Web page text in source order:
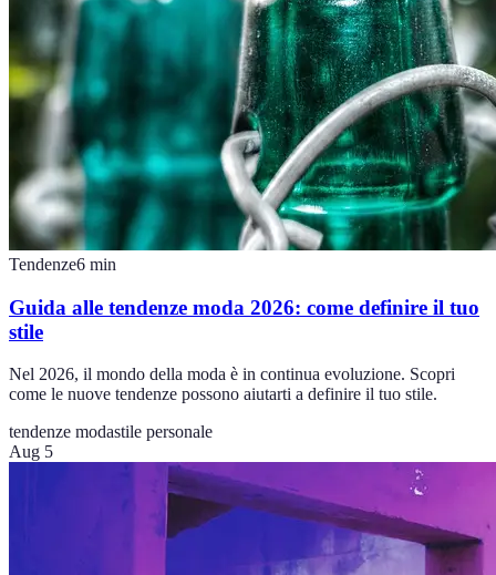
Tendenze6 min
Guida alle tendenze moda 2026: come definire il tuo
stile
Nel 2026, il mondo della moda è in continua evoluzione. Scopri
come le nuove tendenze possono aiutarti a definire il tuo stile.
tendenze modastile personale
Aug 5